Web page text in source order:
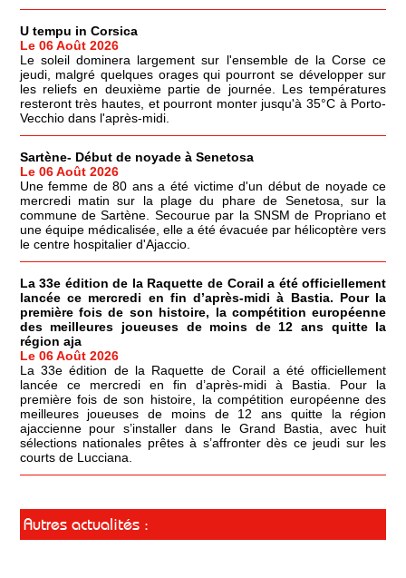
U tempu in Corsica
Le 06 Août 2026
Le soleil dominera largement sur l'ensemble de la Corse ce
jeudi, malgré quelques orages qui pourront se développer sur
les reliefs en deuxième partie de journée. Les températures
resteront très hautes, et pourront monter jusqu'à 35°C à Porto-
Vecchio dans l'après-midi.
Sartène- Début de noyade à Senetosa
Le 06 Août 2026
Une femme de 80 ans a été victime d'un début de noyade ce
mercredi matin sur la plage du phare de Senetosa, sur la
commune de Sartène. Secourue par la SNSM de Propriano et
une équipe médicalisée, elle a été évacuée par hélicoptère vers
le centre hospitalier d'Ajaccio.
La 33e édition de la Raquette de Corail a été officiellement
lancée ce mercredi en fin d’après-midi à Bastia. Pour la
première fois de son histoire, la compétition européenne
des meilleures joueuses de moins de 12 ans quitte la
région aja
Le 06 Août 2026
La 33e édition de la Raquette de Corail a été officiellement
lancée ce mercredi en fin d’après-midi à Bastia. Pour la
première fois de son histoire, la compétition européenne des
meilleures joueuses de moins de 12 ans quitte la région
ajaccienne pour s’installer dans le Grand Bastia, avec huit
sélections nationales prêtes à s’affronter dès ce jeudi sur les
courts de Lucciana.
Autres actualités :